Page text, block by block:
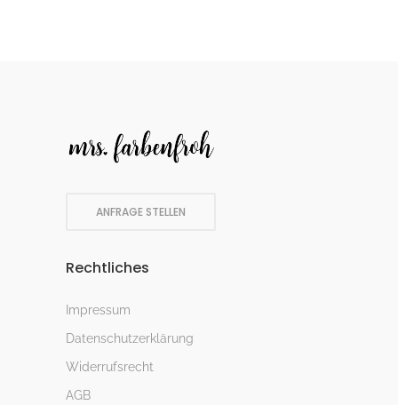
ANFRAGE STELLEN
Rechtliches
Impressum
Datenschutzerklärung
Widerrufsrecht
AGB